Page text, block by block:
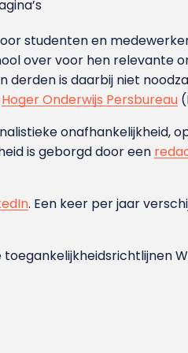
studenten en
over voor hen relevante
is daarbij niet
Hoger Onderwijs Persbureau
onafhankelijkheid,
is geborgd door een
. Een keer per jaar